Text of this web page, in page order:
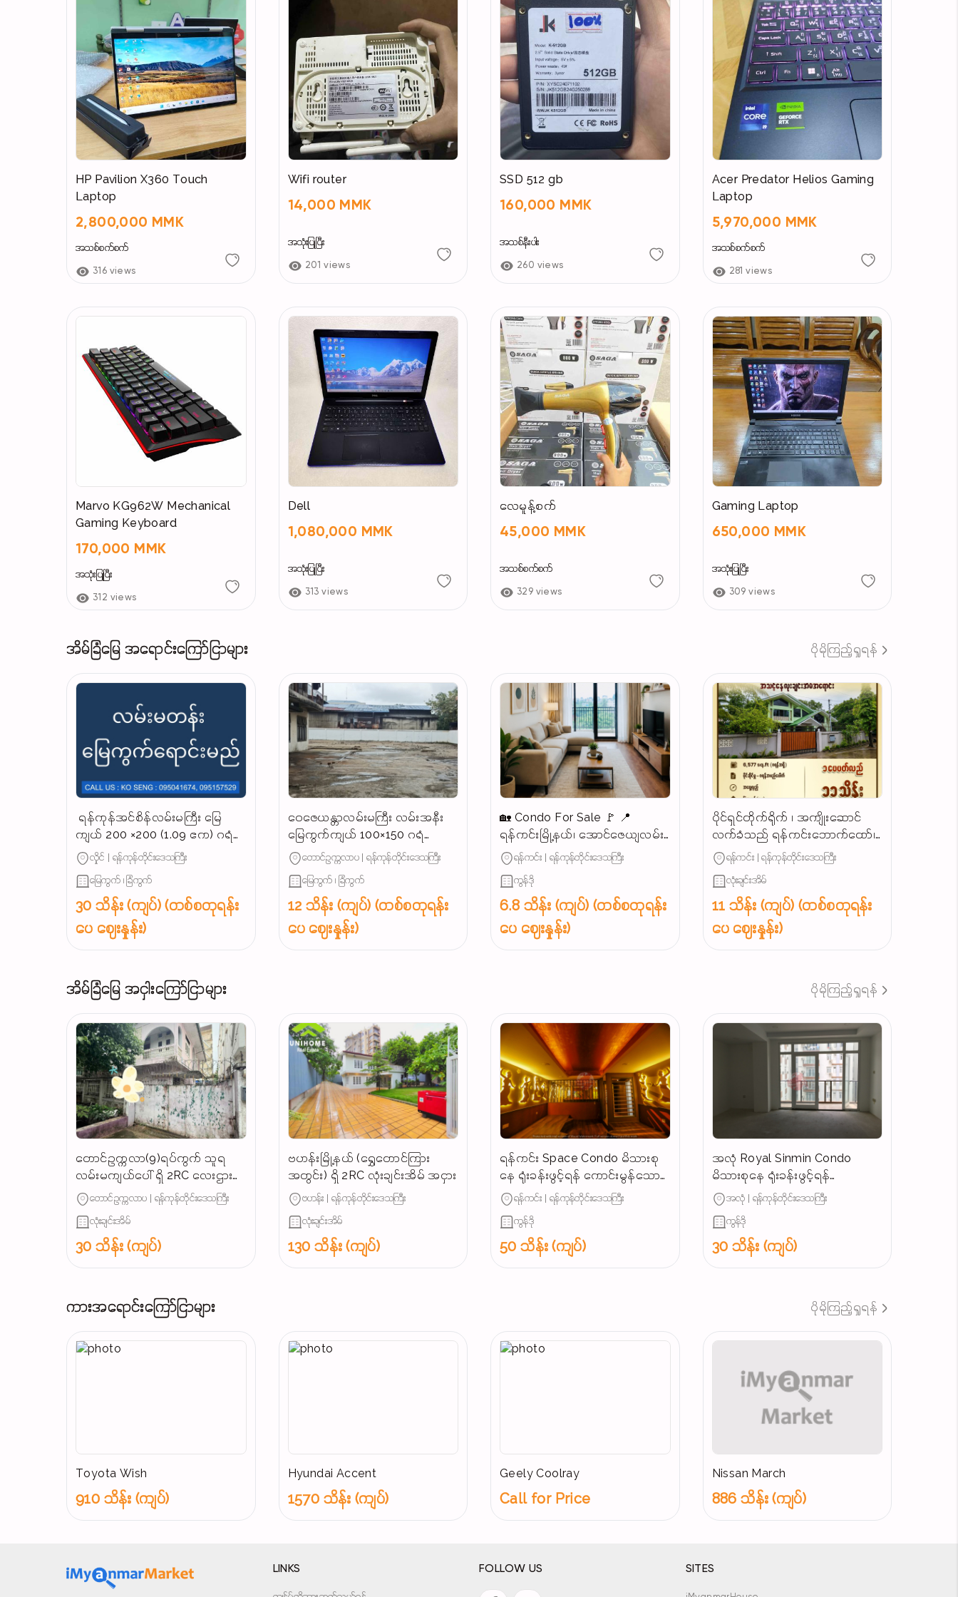
2. Please ensure your account's security token is enabled to ensure a successful transaction.
3. After confirming your order, please leave your ID in the notes. If the owner is not available
during the day, he will definitely add you in the evening.
4. Due to the daily limit for sending gifts, if the quota for the day is full, delivery will
automatically be postponed to the next day, and so on. Customers who have placed orders,
please do not worry. This store operates on a pre-order basis; the available inventory is the
same as the number of items listed.
Transaction Steps: Place Order & Pay → Get Added on Steam → Wait One Month →
Receive Gift → Confirm Receipt & Give Positive Feedback
(If we have already been friends for 30 days, you can contact me immediately. After
payment, send your ID and the item you want to purchase.)
#mythical #ENIGMA #神话 #谜团 #引力黑卫士 #神话 #神话 #GravitonBlackguard #2025寰宇英
雄宝藏 #Cosmic2025 #Cosmic2025HerosHoard
HP Pavilion X360 Touch
Laptop
2,800,000 MMK
အသစ်စက်စက်
316 views
Wifi router
14,000 MMK
အသုံးပြုပြီး
201 views
SSD 512 gb
160,000 MMK
အသစ်နီးပါး
260 views
Acer Predator Helios Gaming
Laptop
5,970,000 MMK
အသစ်စက်စက်
281 views
Marvo KG962W Mechanical
Gaming Keyboard
170,000 MMK
အသုံးပြုပြီး
312 views
Dell
1,080,000 MMK
အသုံးပြုပြီး
313 views
လေမူန့်စက်
45,000 MMK
အသစ်စက်စက်
329 views
Gaming Laptop
650,000 MMK
အသုံးပြုပြီး
309 views
အိမ်ခြံမြေ အရောင်းကြော်ငြာများ ပိုမိုကြည့်ရှုရန်
‌ ရန်ကုန်အင်စိန်လမ်းမကြီး မြေ
ကျယ် 200 ×200 (1.09 ဧက) ဂရံ
နေရာကောင်မြေကွက် အရောင်း,‼️
လှိုင် | ရန်ကုန်တိုင်းဒေသကြီး
မြေကွက် ၊ ခြံကွက်
30 သိန်း (ကျပ်) (တစ်စတုရန်း
ပေ ဈေးနှုန်း)
ဝေဇေယန္တာလမ်းမကြီး လမ်းအနီး
မြေကွက်ကျယ် 100×150 ဂရံ
လုပ်ငန်းသင့်မြေကွက်ရောင်းမည်
တောင်ဥက္ကလာပ | ရန်ကုန်တိုင်းဒေသကြီး
မြေကွက် ၊ ခြံကွက်
12 သိန်း (ကျပ်) (တစ်စတုရန်း
ပေ ဈေးနှုန်း)
🏡 Condo For Sale 🚩 📍
ရန်ကင်းမြို့နယ်၊ အောင်ဇေယျလမ်း
အနီး (နေရာကောင်း)
ရန်ကင်း | ရန်ကုန်တိုင်းဒေသကြီး
ကွန်ဒို
6.8 သိန်း (ကျပ်) (တစ်စတုရန်း
ပေ ဈေးနှုန်း)
ပိုင်ရှင်တိုက်ရိုက် ၊ အကျိုးဆောင်
လက်ခံသည် ရန်ကင်းဘောက်ထော်၊
သာယာရွှေပြည်လမ်းမဂုတ်ကွက်၊
ရန်ကင်း | ရန်ကုန်တိုင်းဒေသကြီး
လုံးချင်းအိမ်
11 သိန်း (ကျပ်) (တစ်စတုရန်း
ပေ ဈေးနှုန်း)
အိမ်ခြံမြေ အငှါးကြော်ငြာများ ပိုမိုကြည့်ရှုရန်
တောင်ဥက္ကလာ(9)ရပ်ကွက် သူရ
လမ်းမကျယ်ပေါ် ရှိ 2RC လေးဌားပါ
မည် လူနေမလား / ရုံးခန်းဖွင့်ရင်
အဆင်ပြေ...
တောင်ဥက္ကလာပ | ရန်ကုန်တိုင်းဒေသကြီး
လုံးချင်းအိမ်
30 သိန်း (ကျပ်)
ဗဟန်းမြို့နယ် (ရွှေတောင်ကြား
အတွင်း) ရှိ 2RC လုံးချင်းအိမ် အငှား
ဗဟန်း | ရန်ကုန်တိုင်းဒေသကြီး
လုံးချင်းအိမ်
130 သိန်း (ကျပ်)
ရန်ကင်း Space Condo မိသားစု
နေ ရုံးခန်းဖွင့်ရန် ကောင်းမွန်သော
အခန်းအငှား
ရန်ကင်း | ရန်ကုန်တိုင်းဒေသကြီး
ကွန်ဒို
50 သိန်း (ကျပ်)
အလုံ Royal Sinmin Condo
မိသားစုနေ ရုံးခန်းဖွင့်ရန်
ကောင်းမွန်သောအခန်းအငှား
အလုံ | ရန်ကုန်တိုင်းဒေသကြီး
ကွန်ဒို
30 သိန်း (ကျပ်)
ကားအရောင်းကြော်ငြာများ ပိုမိုကြည့်ရှုရန်
Toyota Wish
910 သိန်း (ကျပ်)
Hyundai Accent
1570 သိန်း (ကျပ်)
Geely Coolray
Call for Price
Nissan March
886 သိန်း (ကျပ်)
LINKS FOLLOW US SITES